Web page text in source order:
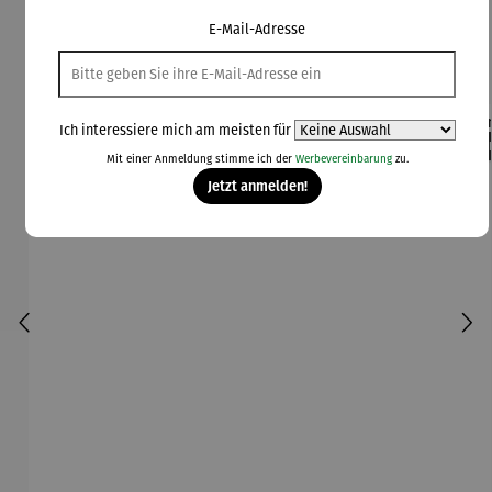
Kunden kauften auch
Derzeit vergriffen
30% gespartRabatt
E-Mail-Adresse
Ich interessiere mich am meisten für
Mit einer Anmeldung stimme ich der Werbevereinbarungzu.
Jetzt anmelden!